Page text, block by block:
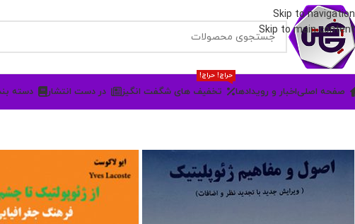
Skip to navigation
Skip to main content
صفحه اصلیاخبار و رویدادها تخفیف های شگفت انگیز
حراج! حراج!
در دست انتشار دسته